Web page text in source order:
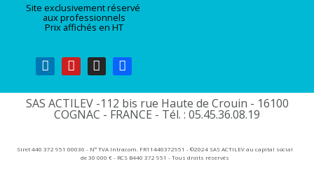
Site exclusivement réservé
aux professionnels
Prix affichés en HT
SAS ACTILEV -112 bis rue Haute de Crouin - 16100
COGNAC - FRANCE - Tél. : 05.45.36.08.19​
Siret 440 372 951 00036 - N° TVA Intracom. FR11440372951 - ©2024 SAS ACTILEV au capital social
de 30 000 € - RCS B440 372 951 - Tous droits réservés​​